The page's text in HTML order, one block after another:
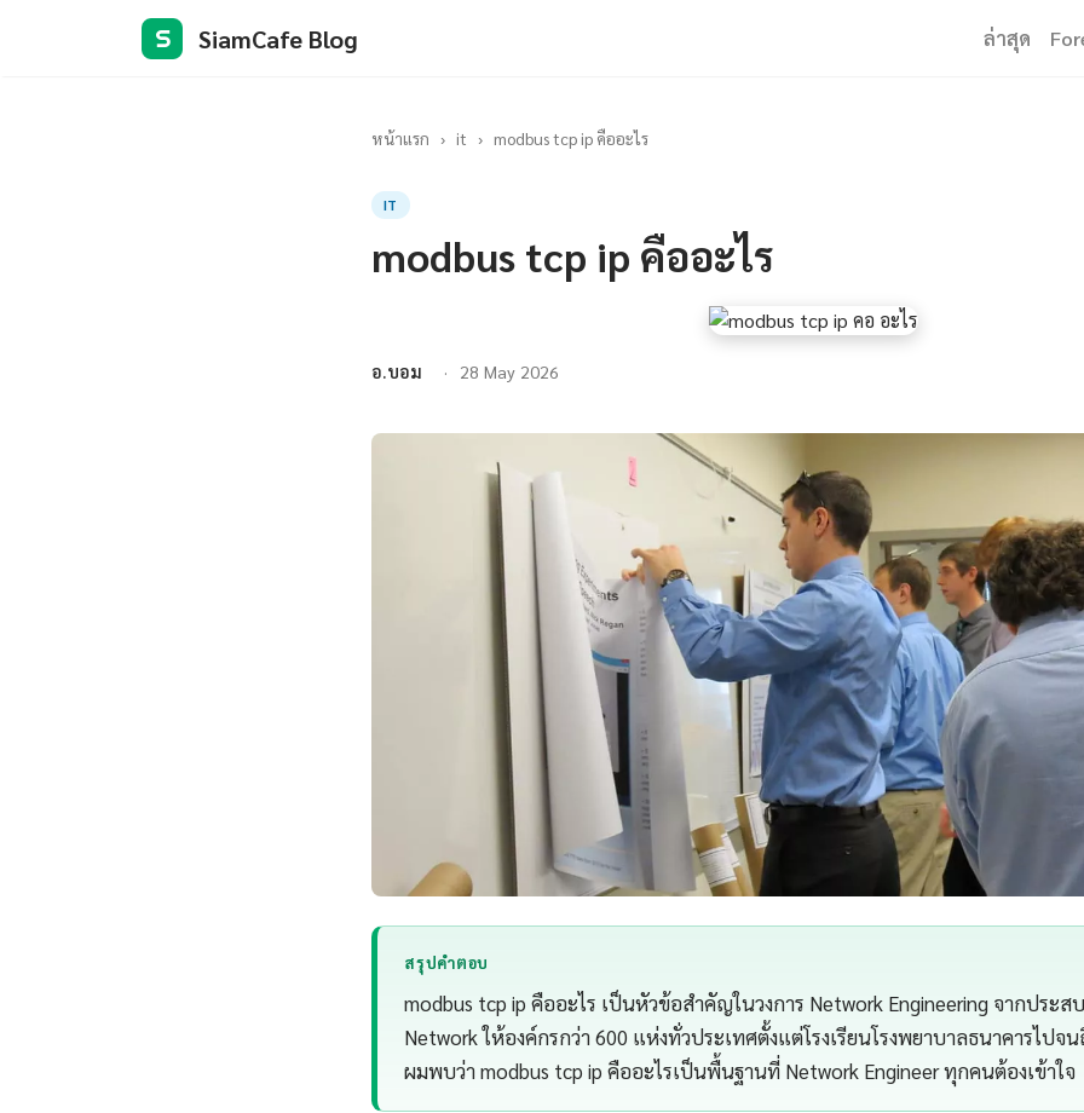
S SiamCafe Blog ล่าสุด
หน้าแรก › it › modbus tcp ip คืออะไร
IT
modbus tcp ip คืออะไร
อ.บอม 28 May 2026
สรุปคำตอบ
modbus tcp ip คืออะไร เป็นหัวข้อสำคัญในวงการ Network Engineering จากประ
Network ให้องค์กรกว่า 600 แห่งทั่วประเทศตั้งแต่โรงเรียนโรงพยาบาลธนาคารไปจ
ผมพบว่า modbus tcp ip คืออะไรเป็นพื้นฐานที่ Network Engineer ทุกคนต้องเข้าใจ